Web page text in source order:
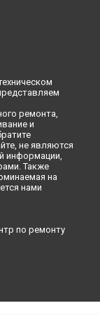
ремонта,
и
не являются
информации,
Также
на
нами
по ремонту